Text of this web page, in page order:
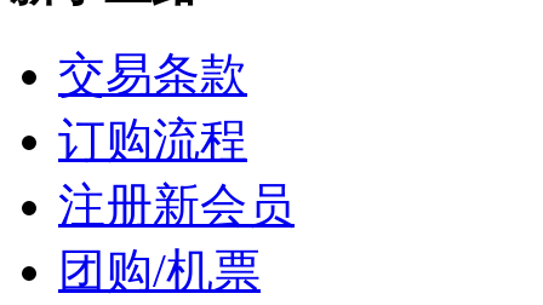
交易条款
订购流程
注册新会员
团购/机票